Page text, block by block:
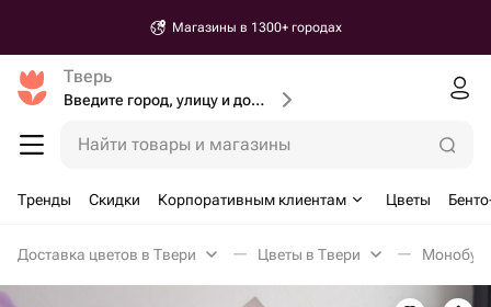
Доставка от 30 минут
Тверь
Введите город, улицу и дом доставки
Найти товары и магазины
Тренды Скидки Корпоративным клиентам Цветы
Доставка цветов в Твери Цветы в Твери